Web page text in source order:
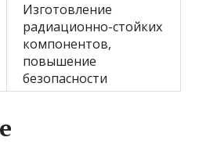
Изготовление
радиационно-стойких
компонентов,
повышение
безопасности